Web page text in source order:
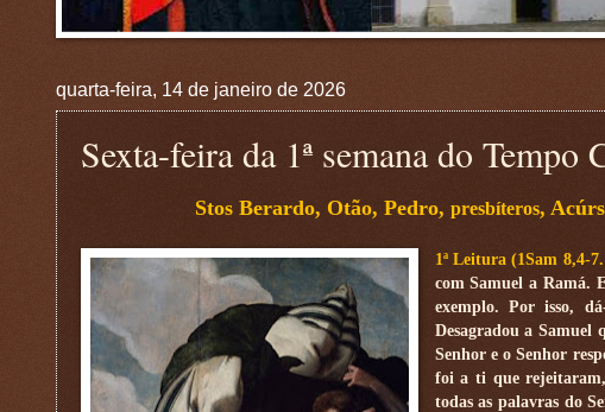
quarta-feira, 14 de janeiro de 2026
Sexta-feira da 1ª semana do Tempo
Stos Berardo, Otão, Pedro, presbíteros,
1ª Leitura (1Sam 8,4-
com Samuel a Ramá.
exemplo. Por isso,
Desagradou a Samuel
Senhor e o Senhor
foi a ti que
todas as palavras do